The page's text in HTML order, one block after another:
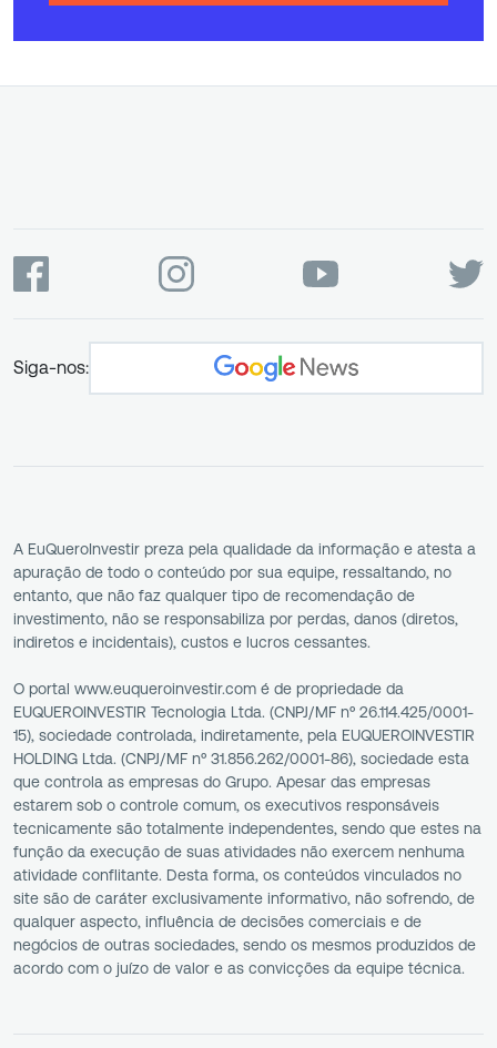
Siga-nos:
A EuQueroInvestir preza pela qualidade da informação e atesta a
apuração de todo o conteúdo por sua equipe, ressaltando, no
entanto, que não faz qualquer tipo de recomendação de
investimento, não se responsabiliza por perdas, danos (diretos,
indiretos e incidentais), custos e lucros cessantes.
O portal www.euqueroinvestir.com é de propriedade da
EUQUEROINVESTIR Tecnologia Ltda. (CNPJ/MF nº 26.114.425/0001-
15), sociedade controlada, indiretamente, pela EUQUEROINVESTIR
HOLDING Ltda. (CNPJ/MF nº 31.856.262/0001-86), sociedade esta
que controla as empresas do Grupo. Apesar das empresas
estarem sob o controle comum, os executivos responsáveis
tecnicamente são totalmente independentes, sendo que estes na
função da execução de suas atividades não exercem nenhuma
atividade conflitante. Desta forma, os conteúdos vinculados no
site são de caráter exclusivamente informativo, não sofrendo, de
qualquer aspecto, influência de decisões comerciais e de
negócios de outras sociedades, sendo os mesmos produzidos de
acordo com o juízo de valor e as convicções da equipe técnica.